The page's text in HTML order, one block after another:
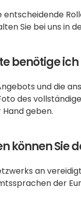
entscheidende
Sie bei uns in
benötige
und die
des
Hand geben.
können Sie
an
der